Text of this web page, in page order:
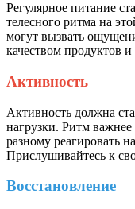
Регулярное питание
телесного ритма на
могут вызвать
качеством продуктов
Активность
Активность должна
нагрузки. Ритм
разному реагировать
Прислушивайтесь к
Восстановление